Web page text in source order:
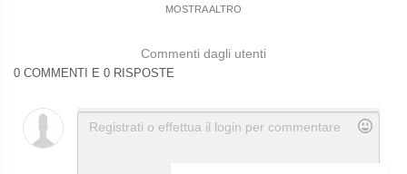
MOSTRA ALTRO
Commenti dagli utenti
0 COMMENTI E 0 RISPOSTE